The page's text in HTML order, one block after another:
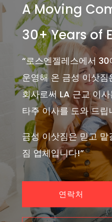
A Moving
30+ Years of
“로스엔젤레스에서
운영해 온 금성 이삿
회사로써 LA 근교 이
타주 이사를 도와 드립
금성 이삿짐은 믿고
짐 업체입니다!”
연락처